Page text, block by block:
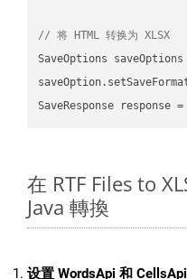
// 将 HTML 转换为 XLSX
SaveOptions
SaveResponse
在 RTF Files to
Java 轉換
设置 WordsApi 和 CellsApi